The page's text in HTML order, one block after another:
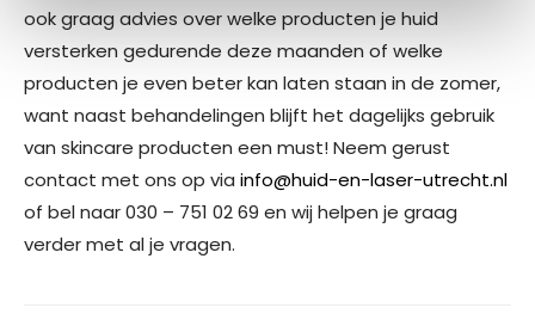
ook graag advies over welke producten je huid
versterken gedurende deze maanden of welke
producten je even beter kan laten staan in de zomer,
want naast behandelingen blijft het dagelijks gebruik
van skincare producten een must! Neem gerust
contact met ons op via info@huid-en-laser-utrecht.nl
of bel naar 030 – 751 02 69 en wij helpen je graag
verder met al je vragen.